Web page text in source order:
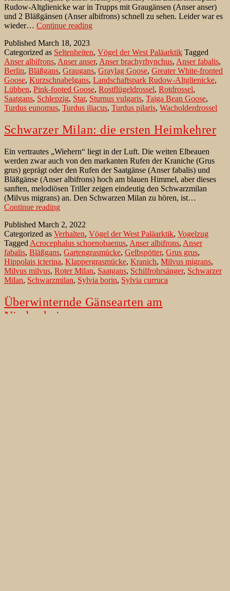
Rudow-Altglienicke war in Trupps mit Graugänsen (Anser anser)
und 2 Bläßgänsen (Anser albifrons) schnell zu sehen. Leider war es
wieder… Continue readingKurzschnabelgans
Published March 18, 2023
Categorized as Seltenheiten, Vögel der West Paläarktik Tagged
Anser albifrons, Anser anser, Anser brachyrhynchus, Anser fabalis,
Berlin, Bläßgans, Graugans, Graylag Goose, Greater White-fronted
Goose, Kurzschnabelgans, Landschaftspark Rudow-Altglienicke,
Lübben, Pink-footed Goose, Rostflügeldrossel, Rotdrossel,
Saatgans, Schlepzig, Star, Sturnus vulgaris, Taiga Bean Goose,
Turdus eunomus, Turdus iliacus, Turdus pilaris, Wacholderdrossel
Schwarzer Milan: die ersten Heimkehrer
Ein vertrautes „Wiehern“ liegt in der Luft. Die weiten Elbeauen
werden zwar auch von den markanten Rufen der Kraniche (Grus
grus) geprägt oder den Rufen der Saatgänse (Anser fabalis) und
Bläßgänse (Anser albifrons) hoch am blauen Himmel, aber dieses
sanften, melodiösen Triller zeigen eindeutig den Schwarzmilan
(Milvus migrans) an. Den Schwarzen Milan zu hören, ist…
Continue readingSchwarzer
die
ersten
Heimkehrer
Published March 2, 2022
Categorized as Verhalten, Vögel der West Paläarktik, Vogelzug
Tagged Acrocephalus schoenobaenus, Anser albifrons, Anser
fabalis, Bläßgans, Gartengrasmücke, Gelbspötter, Grus grus,
Hippolais icterina, Klappergrasmücke, Kranich, Milvus migrans,
Milvus milvus, Roter Milan, Saatgans, Schilfrohrsänger, Schwarzer
Milan, Schwarzmilan, Sylvia borin, Sylvia curruca
Überwinternde Gänsearten am
Niederrhein